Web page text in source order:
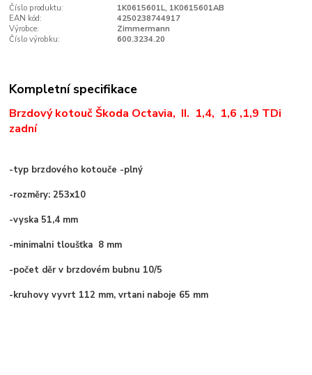
Číslo produktu:
1K0615601L, 1K0615601AB
EAN kód:
4250238744917
Výrobce:
Zimmermann
Číslo výrobku:
600.3234.20
Kompletní specifikace
Brzdový kotouč Škoda Octavia, II. 1,4, 1,6 ,1,9 TDi
zadní
-typ brzdového kotouče -plný
-rozměry: 253x10
-vyska 51,4 mm
-minimalni tloušťka 8 mm
-počet děr v brzdovém bubnu 10/5
-kruhovy vyvrt 112 mm, vrtani naboje 65 mm